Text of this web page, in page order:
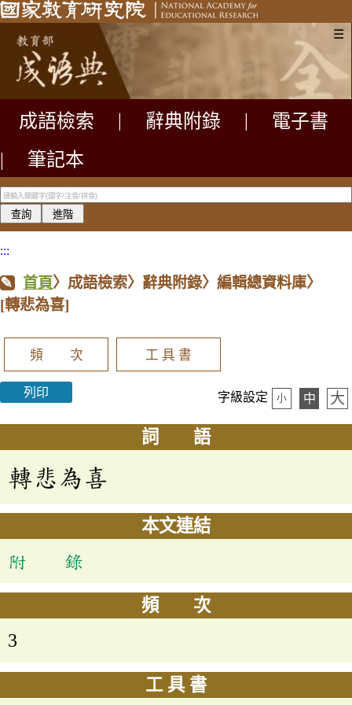
☰
成語檢索 辭典附錄
電子書
|
筆記本
:::
首頁〉成語檢索〉辭典附錄〉編輯總資料庫〉
[轉悲為喜]
頻 次 工 具 書
列印 字級設定 小 中 大
詞 語
轉悲為喜
本文連結
附 錄
頻 次
3
工 具 書